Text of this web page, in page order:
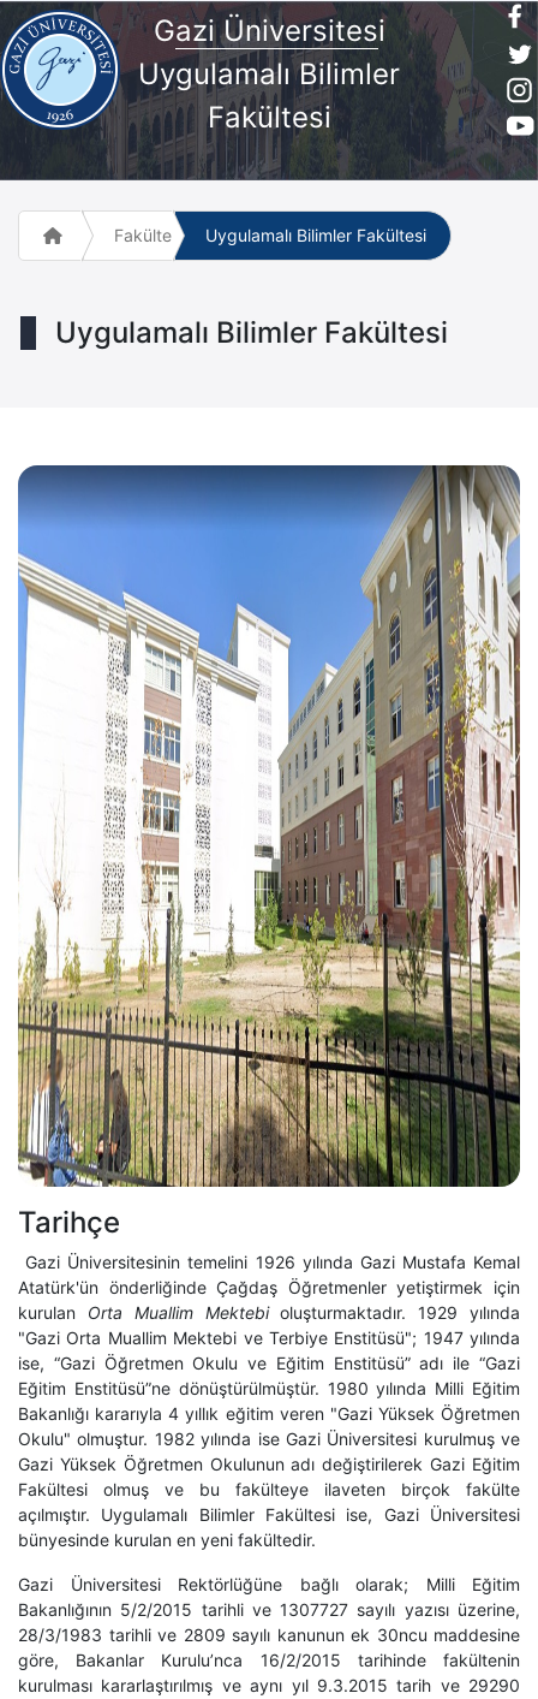
Gazi Üniversitesi
Uygulamalı Bilimler
Fakültesi
Fakülte ve Meslek Yüksek Okulları
Uygulamalı Bilimler Fakültesi
Uygulamalı Bilimler Fakültesi
Tarihçe
Gazi Üniversitesinin temelini 1926 yılında Gazi Mustafa Kemal
Atatürk'ün önderliğinde Çağdaş Öğretmenler yetiştirmek için
kurulan Orta Muallim Mektebioluşturmaktadır. 1929 yılında
"Gazi Orta Muallim Mektebi ve Terbiye Enstitüsü"; 1947 yılında
ise, “Gazi Öğretmen Okulu ve Eğitim Enstitüsü” adı ile “Gazi
Eğitim Enstitüsü”ne dönüştürülmüştür. 1980 yılında Milli Eğitim
Bakanlığı kararıyla 4 yıllık eğitim veren "Gazi Yüksek Öğretmen
Okulu" olmuştur. 1982 yılında ise Gazi Üniversitesi kurulmuş ve
Gazi Yüksek Öğretmen Okulunun adı değiştirilerek Gazi Eğitim
Fakültesi olmuş ve bu fakülteye ilaveten birçok fakülte
açılmıştır. Uygulamalı Bilimler Fakültesi ise, Gazi Üniversitesi
bünyesinde kurulan en yeni fakültedir.
Gazi Üniversitesi Rektörlüğüne bağlı olarak; Milli Eğitim
Bakanlığının 5/2/2015 tarihli ve 1307727 sayılı yazısı üzerine,
28/3/1983 tarihli ve 2809 sayılı kanunun ek 30ncu maddesine
göre, Bakanlar Kurulu’nca 16/2/2015 tarihinde fakültenin
kurulması kararlaştırılmış ve aynı yıl 9.3.2015 tarih ve 29290